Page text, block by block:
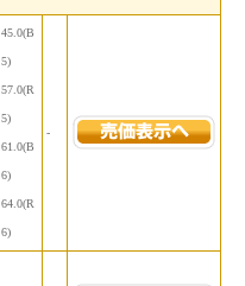
45.0(B
5)
57.0(R
5)
61.0(B
6)
64.0(R
6)
-